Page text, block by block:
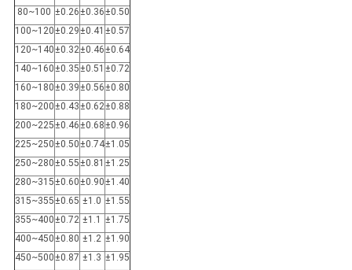
80~100 ±0.26±0.36±0.50
100~120±0.29±0.41 ±0.57
120~140±0.32±0.46±0.64
140~160±0.35±0.51 ±0.72
160~180±0.39±0.56±0.80
180~200±0.43±0.62±0.88
200~225±0.46±0.68±0.96
225~250±0.50±0.74±1.05
250~280±0.55±0.81 ±1.25
280~315±0.60±0.90±1.40
315~355±0.65 ±1.0 ±1.55
355~400±0.72 ±1.1 ±1.75
400~450±0.80 ±1.2 ±1.90
450~500±0.87 ±1.3 ±1.95